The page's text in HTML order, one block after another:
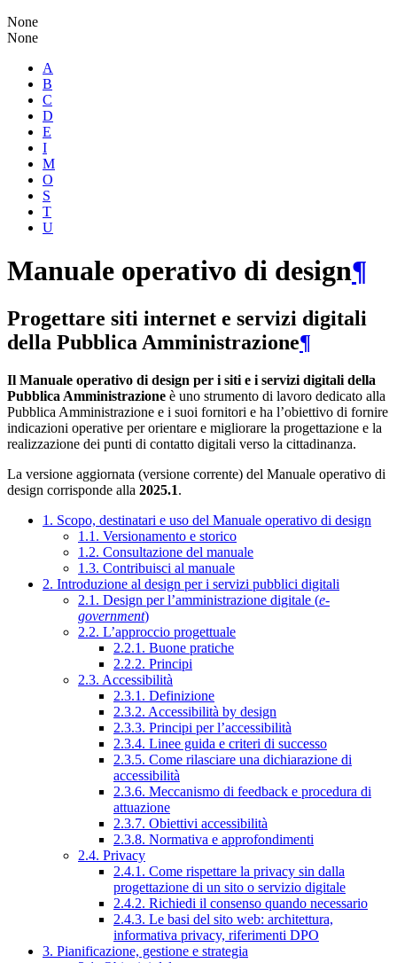
None
None
A
B
C
D
E
I
M
O
S
T
U
Manuale operativo di design¶
Progettare siti internet e servizi digitali
della Pubblica Amministrazione¶
Il Manuale operativo di design per i siti e i servizi digitali della
Pubblica Amministrazione è uno strumento di lavoro dedicato alla
Pubblica Amministrazione e i suoi fornitori e ha l’obiettivo di fornire
indicazioni operative per orientare e migliorare la progettazione e la
realizzazione dei punti di contatto digitali verso la cittadinanza.
La versione aggiornata (versione corrente) del Manuale operativo di
design corrisponde alla 2025.1.
1. Scopo, destinatari e uso del Manuale operativo di design
1.1. Versionamento e storico
1.2. Consultazione del manuale
1.3. Contribuisci al manuale
2. Introduzione al design per i servizi pubblici digitali
2.1. Design per l’amministrazione digitale (e-
government)
2.2. L’approccio progettuale
2.2.1. Buone pratiche
2.2.2. Principi
2.3. Accessibilità
2.3.1. Definizione
2.3.2. Accessibilità by design
2.3.3. Principi per l’accessibilità
2.3.4. Linee guida e criteri di successo
2.3.5. Come rilasciare una dichiarazione di
accessibilità
2.3.6. Meccanismo di feedback e procedura di
attuazione
2.3.7. Obiettivi accessibilità
2.3.8. Normativa e approfondimenti
2.4. Privacy
2.4.1. Come rispettare la privacy sin dalla
progettazione di un sito o servizio digitale
2.4.2. Richiedi il consenso quando necessario
2.4.3. Le basi del sito web: architettura,
informativa privacy, riferimenti DPO
3. Pianificazione, gestione e strategia